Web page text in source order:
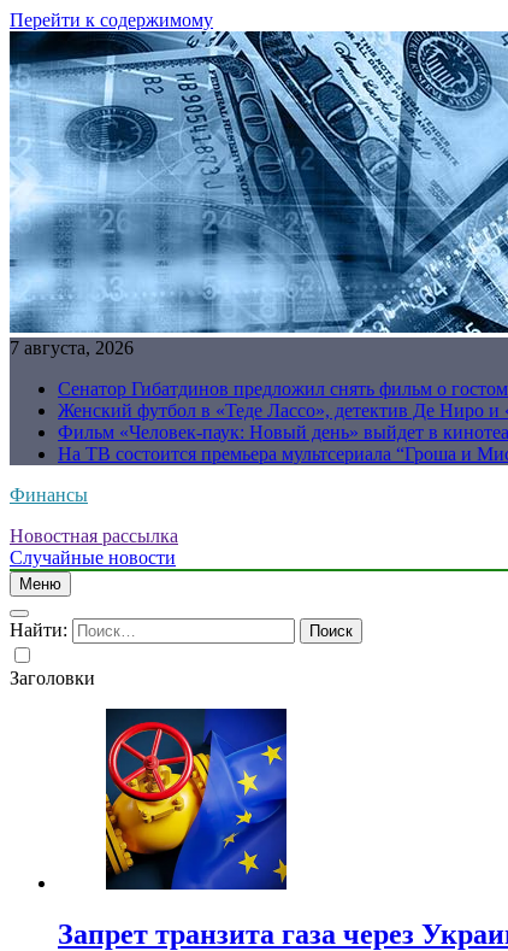
Перейти к содержимому
7 августа, 2026
Сенатор Гибатдинов предложил снять фильм о
Женский футбол в «Теде Лассо», детектив Де Ниро и
Фильм «Человек-паук: Новый день» выйдет в
На ТВ состоится премьера мультсериала “Гроша и
Финансы
Новостная рассылка
Случайные новости
Меню
Найти:
Заголовки
Запрет транзита газа через